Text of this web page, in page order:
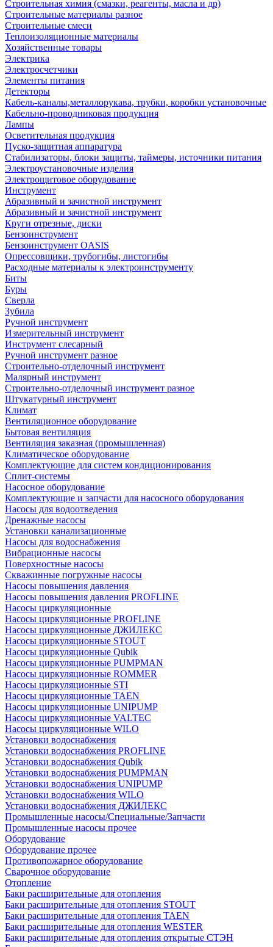
Строительная химия (смазки, реагенты, масла и др)
Строительные материалы разное
Строительные смеси
Теплоизоляционные материалы
Хозяйственные товары
Электрика
Электросчетчики
Элементы питания
Детекторы
Кабель-каналы,металлорукава, трубки, коробки установочные
Кабельно-проводниковая продукция
Лампы
Осветительная продукция
Пуско-защитная аппаратура
Стабилизаторы, блоки защиты, таймеры, источники питания
Электроустановочные изделия
Электрощитовое оборудование
Инструмент
Абразивный и зачистной инструмент
Абразивный и зачистной инструмент
Круги отрезные, диски
Бензоинструмент
Бензоинструмент OASIS
Опрессовщики, трубогибы, листогибы
Расходные материалы к электроинструменту
Биты
Буры
Сверла
Зубила
Ручной инструмент
Измерительный инструмент
Инструмент слесарный
Ручной инструмент разное
Строительно-отделочный инструмент
Малярный инструмент
Строительно-отделочный инструмент разное
Штукатурный инструмент
Климат
Вентиляционное оборудование
Бытовая вентиляция
Вентиляция заказная (промышленная)
Климатическое оборудование
Комплектующие для систем кондиционирования
Сплит-системы
Насосное оборудование
Комплектующие и запчасти для насосного оборудования
Насосы для водоотведения
Дренажные насосы
Установки канализационные
Насосы для водоснабжения
Вибрационные насосы
Поверхностные насосы
Скважинные погружные насосы
Насосы повышения давления
Насосы повышения давления PROFLINE
Насосы циркуляционные
Насосы циркуляционные PROFLINE
Насосы циркуляционные ДЖИЛЕКС
Насосы циркуляционные STOUT
Насосы циркуляционные Qubik
Насосы циркуляционные PUMPMAN
Насосы циркуляционные ROMMER
Насосы циркуляционные STI
Насосы циркуляционные TAEN
Насосы циркуляционные UNIPUMP
Насосы циркуляционные VALTEC
Насосы циркуляционные WILO
Установки водоснабжения
Установки водоснабжения PROFLINE
Установки водоснабжения Qubik
Установки водоснабжения PUMPMAN
Установки водоснабжения UNIPUMP
Установки водоснабжения WILO
Установки водоснабжения ДЖИЛЕКС
Промышленные насосы/Специальные/Запчасти
Промышленные насосы прочее
Оборудование
Оборудование прочее
Противопожарное оборудование
Сварочное оборудование
Отопление
Баки расширительные для отопления
Баки расширительные для отопления STOUT
Баки расширительные для отопления TAEN
Баки расширительные для отопления WESTER
Баки расширительные для отопления открытые СТЭН